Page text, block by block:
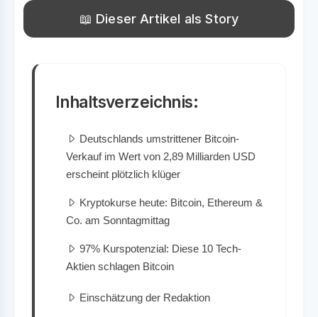
📖 Dieser Artikel als Story
Inhaltsverzeichnis:
Deutschlands umstrittener Bitcoin-
Verkauf im Wert von 2,89 Milliarden USD
erscheint plötzlich klüger
Kryptokurse heute: Bitcoin, Ethereum &
Co. am Sonntagmittag
97% Kurspotenzial: Diese 10 Tech-
Aktien schlagen Bitcoin
Einschätzung der Redaktion